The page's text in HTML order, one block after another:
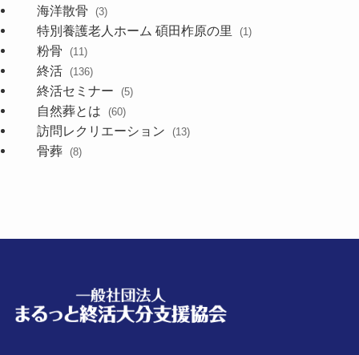
海洋散骨 (3)
特別養護老人ホーム 碩田柞原の里 (1)
粉骨 (11)
終活 (136)
終活セミナー (5)
自然葬とは (60)
訪問レクリエーション (13)
骨葬 (8)